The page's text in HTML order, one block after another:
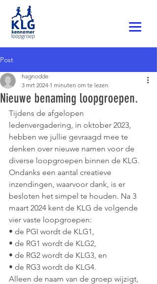
Post
Nieuwe benaming loopgroepen.
hagnodde
3 mrt 2024 1 minuten om te lezen
Tijdens de afgelopen
ledenvergadering, in oktober 2023,
hebben we jullie gevraagd mee te
denken over nieuwe namen voor de
diverse loopgroepen binnen de KLG.
Ondanks een aantal creatieve
inzendingen, waarvoor dank, is er
besloten het simpel te houden. Na 3
maart 2024 kent de KLG de volgende
vier vaste loopgroepen:
• de PGI wordt de KLG1,
• de RG1 wordt de KLG2,
• de RG2 wordt de KLG3, en
• de RG3 wordt de KLG4.
Alleen de naam van de groep wijzigt,